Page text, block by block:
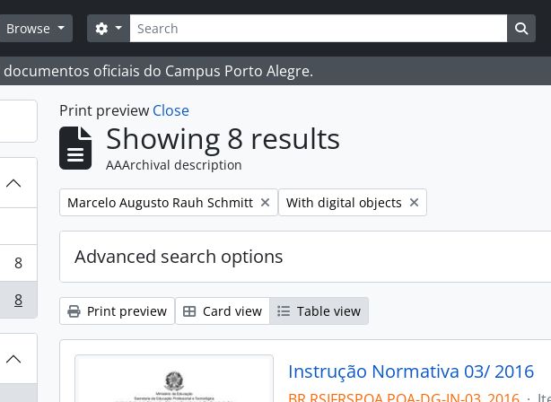
Browse Search
Search options
oficiais do Campus Porto Alegre.
8
8
Print preview Close
Showing 8 results
AAArchival description
Remove filter:
Marcelo Augusto Rauh Schmitt Remove filter:
With digital objects
Advanced search options
Print preview Card view Table view
Instrução Normativa 03/ 2016